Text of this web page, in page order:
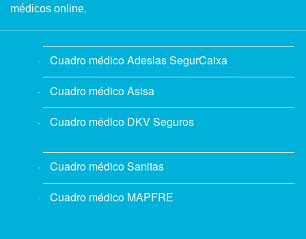
médicos online.
Cuadro médico Adeslas SegurCaixa
Cuadro médico Asisa
Cuadro médico DKV Seguros
Cuadro médico Sanitas
Cuadro médico MAPFRE